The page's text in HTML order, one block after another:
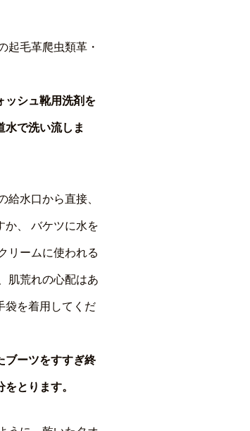
起毛革爬虫類革・
ッシュ靴用洗剤を
水で洗い流しま
水口から直接、
か、 バケツに水を
ームに使われる
肌荒れの心配はあ
袋を着用してくだ
ブーツをすすぎ終
とります。